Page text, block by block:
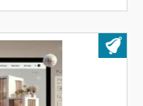
بروز شده در ۲۲ فروردین ۱۴۰۴